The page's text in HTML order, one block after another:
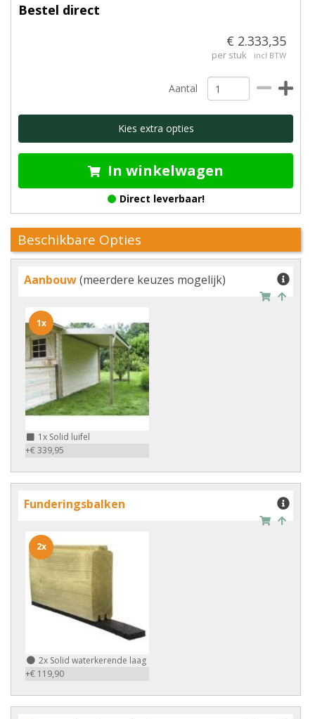
Bestel direct
€ 2.333,35
per stuk incl BTW
Aantal
Kies extra opties
In winkelwagen
Direct leverbaar!
Beschikbare Opties
Aanbouw(meerdere keuzes mogelijk)
1x Solid luifel
+€ 339,95
1x
Funderingsbalken
2x Solid waterkerende laag
+€ 119,90
2x